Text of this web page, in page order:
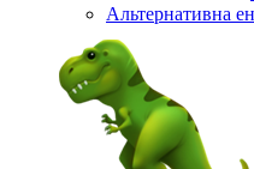
Альтернативна